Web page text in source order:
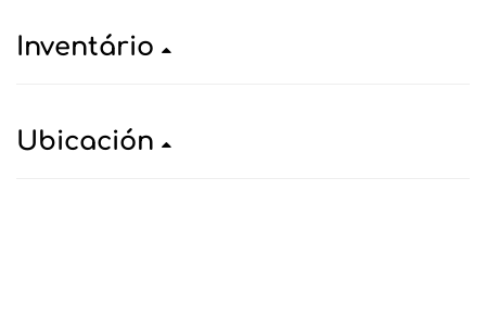
Inventário
Ubicación